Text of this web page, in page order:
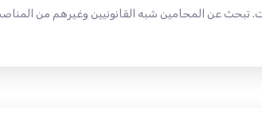
تبحث عن المحامين شبه القانونيين وغيرهم من المناصب